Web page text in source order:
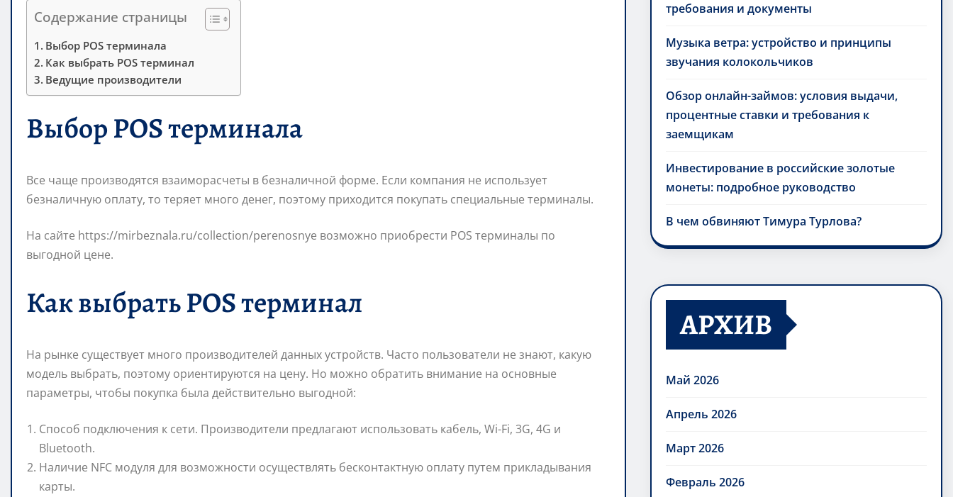
Содержание страницы
Выбор POS терминала
Как выбрать POS терминал
Ведущие производители
Выбор POS терминала
Все чаще производятся взаиморасчеты в безналичной форме. Если компания не использует
безналичную оплату, то теряет много денег, поэтому приходится покупать специальные терминалы.
На сайте https://mirbeznala.ru/collection/perenosnye возможно приобрести POS терминалы по
выгодной цене.
Как выбрать POS терминал
На рынке существует много производителей данных устройств. Часто пользователи не знают, какую
модель выбрать, поэтому ориентируются на цену. Но можно обратить внимание на основные
параметры, чтобы покупка была действительно выгодной:
Способ подключения к сети. Производители предлагают использовать кабель, Wi-Fi, 3G, 4G и
Bluetooth.
Наличие NFC модуля для возможности осуществлять бесконтактную оплату путем прикладывания
карты.
требования и документы
Музыка ветра: устройство и принципы
звучания колокольчиков
Обзор онлайн-займов: условия выдачи,
процентные ставки и требования к
заемщикам
Инвестирование в российские золотые
монеты: подробное руководство
В чем обвиняют Тимура Турлова?
АРХИВ
Май 2026
Апрель 2026
Март 2026
Февраль 2026